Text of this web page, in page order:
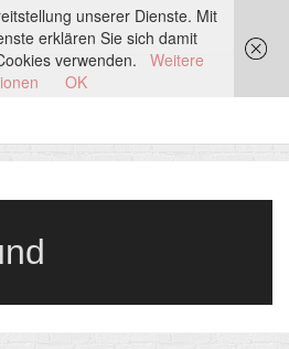
unserer Dienste. Mit
erklären Sie sich damit
verwenden.
Weitere
OK